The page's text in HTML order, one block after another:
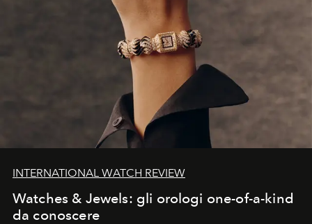
INTERNATIONAL WATCH REVIEW
Watches & Jewels: gli orologi one-of-a-kind
da conoscere